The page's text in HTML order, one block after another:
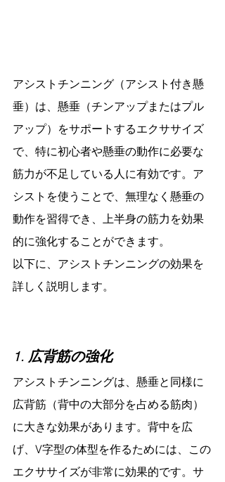
アシストチンニング（アシスト付き懸
垂）は、懸垂（チンアップまたはプル
アップ）をサポートするエクササイズ
で、特に初心者や懸垂の動作に必要な
筋力が不足している人に有効です。ア
シストを使うことで、無理なく懸垂の
動作を習得でき、上半身の筋力を効果
的に強化することができます。
以下に、アシストチンニングの効果を
詳しく説明します。
1. 広背筋の強化
アシストチンニングは、懸垂と同様に
広背筋（背中の大部分を占める筋肉）
に大きな効果があります。背中を広
げ、V字型の体型を作るためには、この
エクササイズが非常に効果的です。サ